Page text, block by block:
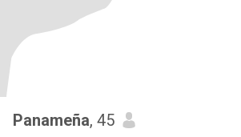
Panameña, 45